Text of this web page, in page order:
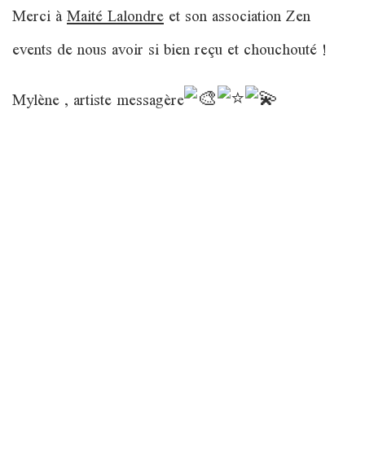
Merci àMaité Lalondreet son association Zen
events de nous avoir si bien reçu et chouchouté !
Mylène , artiste messagère